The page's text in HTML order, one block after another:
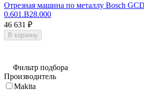
Отрезная машина по металлу Bosch
0.601.B28.000
46 631
₽
В корзину
Фильтр подбора
Производитель
Makita